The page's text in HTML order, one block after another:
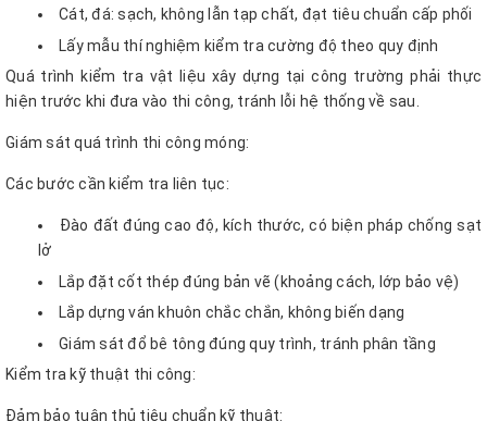
Cát, đá: sạch, không lẫn tạp chất, đạt tiêu chuẩn cấp phối
Lấy mẫu thí nghiệm kiểm tra cường độ theo quy định
Quá trình kiểm tra vật liệu xây dựng tại công trường phải thực
hiện trước khi đưa vào thi công, tránh lỗi hệ thống về sau.
Giám sát quá trình thi công móng:
Các bước cần kiểm tra liên tục:
Đào đất đúng cao độ, kích thước, có biện pháp chống sạt
lở
Lắp đặt cốt thép đúng bản vẽ (khoảng cách, lớp bảo vệ)
Lắp dựng ván khuôn chắc chắn, không biến dạng
Giám sát đổ bê tông đúng quy trình, tránh phân tầng
Kiểm tra kỹ thuật thi công:
Đảm bảo tuân thủ tiêu chuẩn kỹ thuật: